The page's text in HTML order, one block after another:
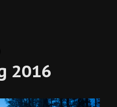
2016